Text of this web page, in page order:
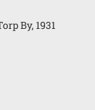
By, 1931